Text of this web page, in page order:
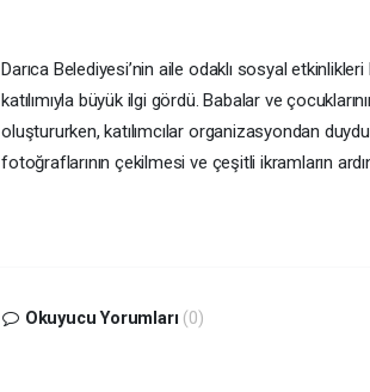
Darıca Belediyesi’nin aile odaklı sosyal
katılımıyla büyük ilgi gördü. Babalar ve
oluştururken, katılımcılar organizasyondan
fotoğraflarının çekilmesi ve çeşitli ikramların
Okuyucu Yorumları (0)